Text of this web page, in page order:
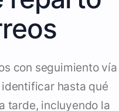
con seguimiento vía
hasta qué
tarde, incluyendo la